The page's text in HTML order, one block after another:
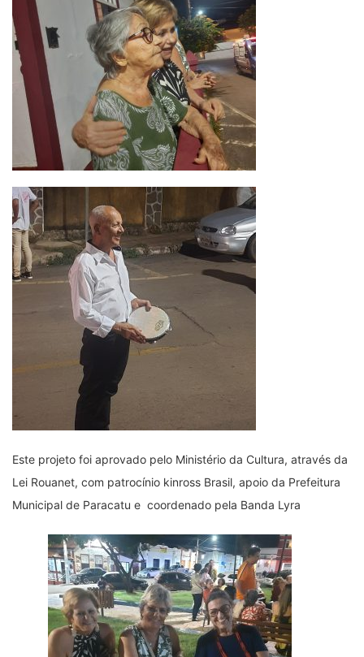
Este projeto foi aprovado pelo Ministério da Cultura, através da
Lei Rouanet, com patrocínio kinross Brasil, apoio da Prefeitura
Municipal de Paracatu e coordenado pela Banda Lyra